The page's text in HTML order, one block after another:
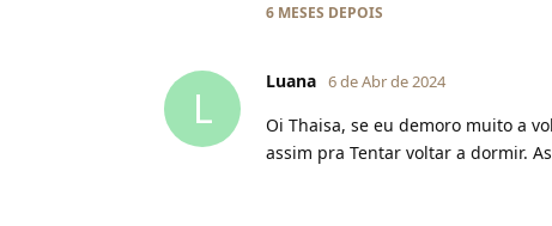
6 MESES DEPOIS
L
Luana 6 de Abr de 2024
Oi Thaisa, se eu demoro muito a
assim pra Tentar voltar a dormir.